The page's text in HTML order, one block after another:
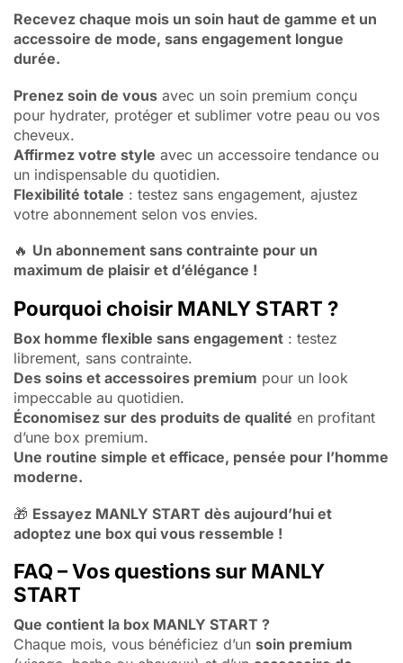
Recevez chaque mois un soin haut de gamme et un
accessoire de mode, sans engagement longue
durée.
Prenez soin de vous avec un soin premium conçu
pour hydrater, protéger et sublimer votre peau ou vos
cheveux.
Affirmez votre style avec un accessoire tendance ou
un indispensable du quotidien.
Flexibilité totale : testez sans engagement, ajustez
votre abonnement selon vos envies.
🔥 Un abonnement sans contrainte pour un
maximum de plaisir et d’élégance !
Pourquoi choisir MANLY START ?
Box homme flexible sans engagement : testez
librement, sans contrainte.
Des soins et accessoires premium pour un look
impeccable au quotidien.
Économisez sur des produits de qualité en profitant
d’une box premium.
Une routine simple et efficace, pensée pour l’homme
moderne.
🎁 Essayez MANLY START dès aujourd’hui et
adoptez une box qui vous ressemble !
FAQ – Vos questions sur MANLY
START
Que contient la box MANLY START ?
Chaque mois, vous bénéficiez d’un soin premium